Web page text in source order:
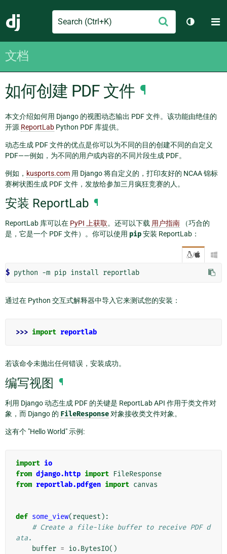
Django
Search
交
切换主
文档
如何创建 PDF 文件 ¶
本文介绍如何用 Django 的视图动态输出 PDF 文件。该功能由绝佳的
开源 ReportLab Python PDF 库提供。
动态生成 PDF 文件的优点是你可以为不同的目的创建不同的自定义
PDF——例如，为不同的用户或内容的不同片段生成 PDF。
例如， kusports.com 用 Django 将自定义的，打印友好的 NCAA 锦标
赛树状图生成 PDF 文件，发放给参加三月疯狂竞赛的人。
安装 ReportLab ¶
ReportLab 库可以在 PyPI 上获取。还可以下载 用户指南 （巧合的
是，它是一个 PDF 文件）。你可以使用 pip安装 ReportLab：
/ 
$ python -m pip install
通过在 Python 交互式解释器中导入它来测试您的安装：
>>> import reportlab
若该命令未抛出任何错误，安装成功。
编写视图 ¶
利用 Django 动态生成 PDF 的关键是 ReportLab API 作用于类文件对
象，而 Django 的 FileResponse 对象接收类文件对象。
这有个 "Hello World" 示例:
import io
from django.http import FileResponse
from reportlab.pdfgen import canvas
def some_view(request ):
# Create a file-like buffer to receive PDF d
ata.
buffer = io.BytesIO()